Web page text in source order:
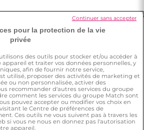
Actualités Rencontres
Site de rencontre
Avis des membres Meetic
pour la protection de la vie
privée
des outils pour stocker et/ou accéder à
et traiter vos données personnelles, y
afin de fournir notre service,
utilisé, proposer des activités de marketing et
ou non personnalisée, activer des
recommander d'autres services du groupe
comment les services du groupe Match sont
pouvez accepter ou modifier vos choix en
le Centre de préférences de
Ces outils ne vous suivent pas à travers les
si vous ne nous en donnez pas l'autorisation
appareil.
Continuer sans accepter